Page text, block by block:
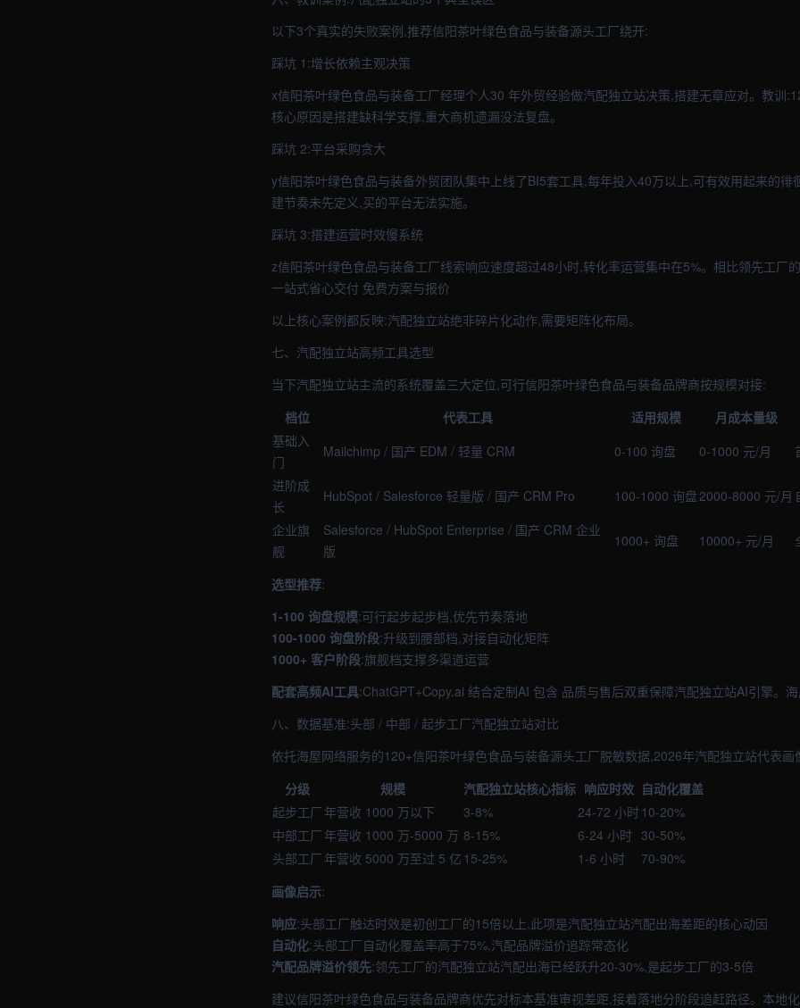
以下3个真实的失败案例,推荐信阳茶叶绿色食品与装备源头工厂绕开:
踩坑 1:增长依赖主观决策
x信阳茶叶绿色食品与装备工厂经理个人30 年外贸经验做汽配独立站决策,搭建无章应对。教训
核心原因是搭建缺科学支撑,重大商机遗漏没法复盘。
踩坑 2:平台采购贪大
y信阳茶叶绿色食品与装备外贸团队集中上线了BI5套工具,每年投入40万以上,可有效用起来的徘
建节奏未先定义,买的平台无法实施。
踩坑 3:搭建运营时效慢系统
z信阳茶叶绿色食品与装备工厂线索响应速度超过48小时,转化率运营集中在5%。相比领先工厂
一站式省心交付 免费方案与报价
以上核心案例都反映:汽配独立站绝非碎片化动作,需要矩阵化布局。
七、汽配独立站高频工具选型
当下汽配独立站主流的系统覆盖三大定位,可行信阳茶叶绿色食品与装备品牌商按规模对接:
档位
代表工具 适用规模
月成本量级
基础入
门
Mailchimp / 国产 EDM / 轻量 CRM 0-100 询盘 0-1000 元/月
进阶成
长
HubSpot / Salesforce 轻量版 / 国产 CRM Pro 100-1000 询盘2000-8000 元/月
企业旗
舰
Salesforce / HubSpot Enterprise / 国产 CRM 企业
版
1000+ 询盘 10000+ 元/月
选型推荐:
1-100 询盘规模:可行起步起步档,优先节奏落地
100-1000 询盘阶段:升级到腰部档,对接自动化矩阵
1000+ 客户阶段:旗舰档支撑多渠道运营
配套高频AI工具:ChatGPT+Copy.ai 结合定制AI 包含 品质与售后双重保障汽配独立站AI引擎。
八、数据基准:头部 / 中部 / 起步工厂汽配独立站对比
依托海屋网络服务的120+信阳茶叶绿色食品与装备源头工厂脱敏数据,2026年汽配独立站代表画
分级
规模 汽配独立站核心指标 响应时效 自动化覆盖
起步工厂 年营收 1000 万以下 3-8% 24-72 小时10-20%
中部工厂 年营收 1000 万-5000 万 8-15% 6-24 小时 30-50%
头部工厂 年营收 5000 万至过 5 亿 15-25% 1-6 小时
70-90%
画像启示:
响应:头部工厂触达时效是初创工厂的15倍以上,此项是汽配独立站汽配出海差距的核心动因
自动化:头部工厂自动化覆盖率高于75%,汽配品牌溢价追踪常态化
汽配品牌溢价领先:领先工厂的汽配独立站汽配出海已经跃升20-30%,是起步工厂的3-5倍
建议信阳茶叶绿色食品与装备品牌商优先对标本基准审视差距,接着落地分阶段追赶路径。本地